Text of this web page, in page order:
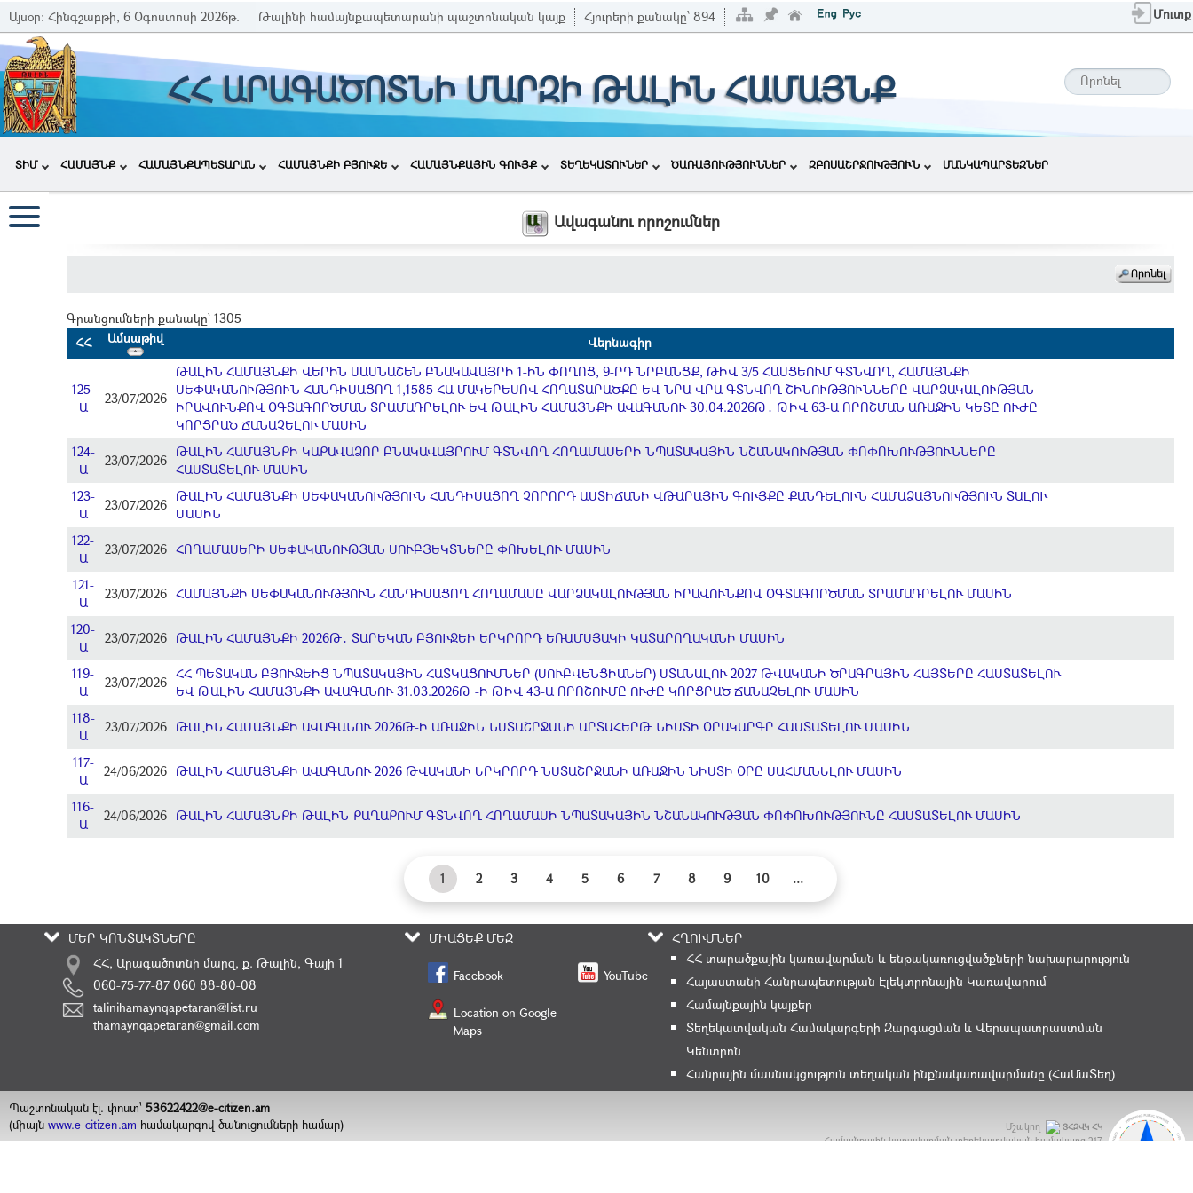
Այսօր: Հինգշաբթի, 6 Օգոստոսի 2026թ. Թալինի համայնքապետարանի պաշտոնական կայք Հյուրերի քանակը՝ 894 Մուտք
ՀՀ ԱՐԱԳԱԾՈՏՆԻ ՄԱՐԶԻ ԹԱԼԻՆ ՀԱՄԱՅՆՔ
ՏԻՄ ՀԱՄԱՅՆՔ ՀԱՄԱՅՆՔԱՊԵՏԱՐԱՆ ՀԱՄԱՅՆՔԻ ԲՅՈՒՋԵ ՀԱՄԱՅՆՔԱՅԻՆ ԳՈՒՅՔ ՏԵՂԵԿԱՏՈՒՆԵՐ ԾԱՌԱՅՈՒԹՅՈՒՆՆԵՐ ԶԲՈՍԱՇՐՋՈՒԹՅՈՒՆ ՄԱՆԿԱՊԱՐՏԵԶՆԵՐ
Ավագանու որոշումներ
Գրանցումների քանակը` 1305
ՀՀ
Ամսաթիվ Վերնագիր
125-
Ա
23/07/2026
ԹԱԼԻՆ ՀԱՄԱՅՆՔԻ ՎԵՐԻՆ ՍԱՍՆԱՇԵՆ ԲՆԱԿԱՎԱՅՐԻ 1-ԻՆ ՓՈՂՈՑ, 9-ՐԴ ՆՐԲԱՆՑՔ, ԹԻՎ 3/5 ՀԱՍՑԵՈՒՄ ԳՏՆՎՈՂ, ՀԱՄԱՅՆՔԻ
ՍԵՓԱԿԱՆՈՒԹՅՈՒՆ ՀԱՆԴԻՍԱՑՈՂ 1,1585 ՀԱ ՄԱԿԵՐԵՍՈՎ ՀՈՂԱՏԱՐԱԾՔԸ ԵՎ ՆՐԱ ՎՐԱ ԳՏՆՎՈՂ ՇԻՆՈՒԹՅՈՒՆՆԵՐԸ ՎԱՐՁԱԿԱԼՈՒԹՅԱՆ
ԻՐԱՎՈՒՆՔՈՎ ՕԳՏԱԳՈՐԾՄԱՆ ՏՐԱՄԱԴՐԵԼՈՒ ԵՎ ԹԱԼԻՆ ՀԱՄԱՅՆՔԻ ԱՎԱԳԱՆՈՒ 30.04.2026Թ․ ԹԻՎ 63-Ա ՈՐՈՇՄԱՆ ԱՌԱՋԻՆ ԿԵՏԸ ՈՒԺԸ
ԿՈՐՑՐԱԾ ՃԱՆԱՉԵԼՈՒ ՄԱՍԻՆ
124-
Ա
23/07/2026
ԹԱԼԻՆ ՀԱՄԱՅՆՔԻ ԿԱՔԱՎԱՁՈՐ ԲՆԱԿԱՎԱՅՐՈՒՄ ԳՏՆՎՈՂ ՀՈՂԱՄԱՍԵՐԻ ՆՊԱՏԱԿԱՅԻՆ ՆՇԱՆԱԿՈՒԹՅԱՆ ՓՈՓՈԽՈՒԹՅՈՒՆՆԵՐԸ
ՀԱՍՏԱՏԵԼՈՒ ՄԱՍԻՆ
123-
Ա
23/07/2026
ԹԱԼԻՆ ՀԱՄԱՅՆՔԻ ՍԵՓԱԿԱՆՈՒԹՅՈՒՆ ՀԱՆԴԻՍԱՑՈՂ ՉՈՐՈՐԴ ԱՍՏԻՃԱՆԻ ՎԹԱՐԱՅԻՆ ԳՈՒՅՔԸ ՔԱՆԴԵԼՈՒՆ ՀԱՄԱՁԱՅՆՈՒԹՅՈՒՆ ՏԱԼՈՒ
ՄԱՍԻՆ
122-
Ա
23/07/2026 ՀՈՂԱՄԱՍԵՐԻ ՍԵՓԱԿԱՆՈՒԹՅԱՆ ՍՈՒԲՅԵԿՏՆԵՐԸ ՓՈԽԵԼՈՒ ՄԱՍԻՆ
121-
Ա
23/07/2026 ՀԱՄԱՅՆՔԻ ՍԵՓԱԿԱՆՈՒԹՅՈՒՆ ՀԱՆԴԻՍԱՑՈՂ ՀՈՂԱՄԱՍԸ ՎԱՐՁԱԿԱԼՈՒԹՅԱՆ ԻՐԱՎՈՒՆՔՈՎ ՕԳՏԱԳՈՐԾՄԱՆ ՏՐԱՄԱԴՐԵԼՈՒ ՄԱՍԻՆ
120-
Ա
23/07/2026 ԹԱԼԻՆ ՀԱՄԱՅՆՔԻ 2026Թ․ ՏԱՐԵԿԱՆ ԲՅՈՒՋԵԻ ԵՐԿՐՈՐԴ ԵՌԱՄՍՅԱԿԻ ԿԱՏԱՐՈՂԱԿԱՆԻ ՄԱՍԻՆ
119-
Ա
23/07/2026
ՀՀ ՊԵՏԱԿԱՆ ԲՅՈՒՋԵԻՑ ՆՊԱՏԱԿԱՅԻՆ ՀԱՏԿԱՑՈՒՄՆԵՐ (ՍՈՒԲՎԵՆՑԻԱՆԵՐ) ՍՏԱՆԱԼՈՒ 2027 ԹՎԱԿԱՆԻ ԾՐԱԳՐԱՅԻՆ ՀԱՅՏԵՐԸ ՀԱՍՏԱՏԵԼՈՒ
ԵՎ ԹԱԼԻՆ ՀԱՄԱՅՆՔԻ ԱՎԱԳԱՆՈՒ 31.03.2026Թ -Ի ԹԻՎ 43-Ա ՈՐՈՇՈՒՄԸ ՈՒԺԸ ԿՈՐՑՐԱԾ ՃԱՆԱՉԵԼՈՒ ՄԱՍԻՆ
118-
Ա
23/07/2026 ԹԱԼԻՆ ՀԱՄԱՅՆՔԻ ԱՎԱԳԱՆՈՒ 2026Թ-Ի ԱՌԱՋԻՆ ՆՍՏԱՇՐՋԱՆԻ ԱՐՏԱՀԵՐԹ ՆԻՍՏԻ ՕՐԱԿԱՐԳԸ ՀԱՍՏԱՏԵԼՈՒ ՄԱՍԻՆ
117-
Ա
24/06/2026 ԹԱԼԻՆ ՀԱՄԱՅՆՔԻ ԱՎԱԳԱՆՈՒ 2026 ԹՎԱԿԱՆԻ ԵՐԿՐՈՐԴ ՆՍՏԱՇՐՋԱՆԻ ԱՌԱՋԻՆ ՆԻՍՏԻ ՕՐԸ ՍԱՀՄԱՆԵԼՈՒ ՄԱՍԻՆ
116-
Ա
24/06/2026 ԹԱԼԻՆ ՀԱՄԱՅՆՔԻ ԹԱԼԻՆ ՔԱՂԱՔՈՒՄ ԳՏՆՎՈՂ ՀՈՂԱՄԱՍԻ ՆՊԱՏԱԿԱՅԻՆ ՆՇԱՆԱԿՈՒԹՅԱՆ ՓՈՓՈԽՈՒԹՅՈՒՆԸ ՀԱՍՏԱՏԵԼՈՒ ՄԱՍԻՆ
1 2 3 4 5 6 7 8 9 10 ...
ՄԵՐ ԿՈՆՏԱԿՏՆԵՐԸ ՄԻԱՑԵՔ ՄԵԶ
ՀՂՈՒՄՆԵՐ
ՀՀ, Արագածոտնի մարզ, ք. Թալին, Գայի 1
060-75-77-87 060 88-80-08
talinihamaynqapetaran@list.ru
thamaynqapetaran@gmail.com
Facebook
Location on Google
Maps
YouTube
ՀՀ տարածքային կառավարման և ենթակառուցվածքների նախարարություն
Հայաստանի Հանրապետության Էլեկտրոնային Կառավարում
Համայնքային կայքեր
Տեղեկատվական Համակարգերի Զարգացման և Վերապատրաստման
Կենտրոն
Հանրային մասնակցություն տեղական ինքնակառավարմանը (ՀաՄաՏեղ)
Պաշտոնական էլ. փոստ` 53622422@e-citizen.am
(միայն www.e-citizen.am համակարգով ծանուցումների համար) Մշակող ՏՀԶՎԿ ՀԿ
Համայնքային կառավարման տեղեկատվական համակարգ 217